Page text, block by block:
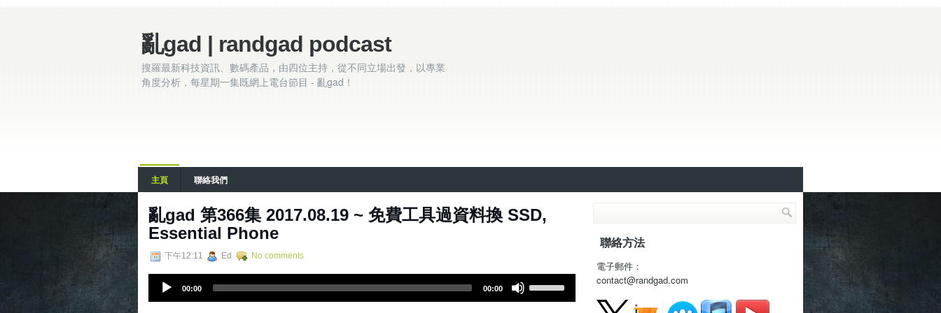
亂gad | randgad podcast
搜羅最新科技資訊、數碼產品，由四位主持，從不同立場出發，以專業
角度分析，每星期一集既網上電台節目 - 亂gad！
主頁 聯絡我們
亂gad 第366集 2017.08.19 ~ 免費工具過資料換 SSD,
Essential Phone
下午12:11 Ed No comments
00:00 00:00
s
聯絡方法
電子郵件：
contact@randgad.com